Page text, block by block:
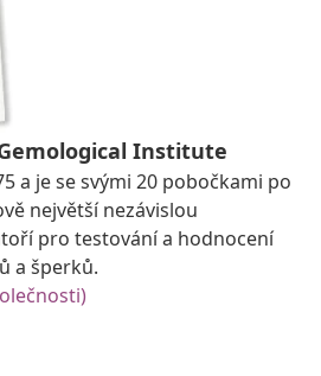
Institute
a je se svými 20 pobočkami po
největší nezávislou
pro testování a hodnocení
a šperků.